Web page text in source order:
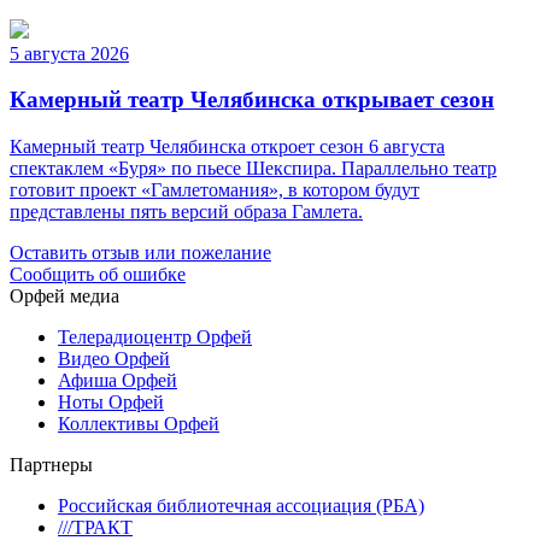
5 августа 2026
Камерный театр Челябинска открывает сезон
Камерный театр Челябинска откроет сезон 6 августа
спектаклем «Буря» по пьесе Шекспира. Параллельно театр
готовит проект «Гамлетомания», в котором будут
представлены пять версий образа Гамлета.
Оставить отзыв или пожелание
Сообщить об ошибке
Орфей медиа
Телерадиоцентр Орфей
Видео Орфей
Афиша Орфей
Ноты Орфей
Коллективы Орфей
Партнеры
Российская библиотечная ассоциация (РБА)
///ТРАКТ